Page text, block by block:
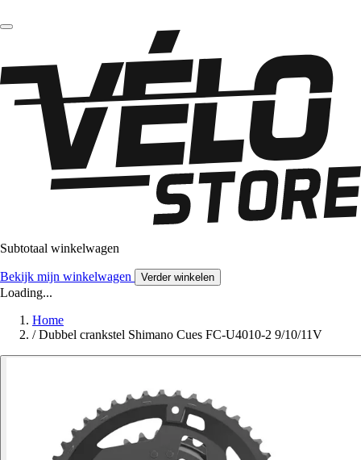
Subtotaal winkelwagen
Bekijk mijn winkelwagen Verder winkelen
Loading...
Home
/ Dubbel crankstel Shimano Cues FC-U4010-2 9/10/11V